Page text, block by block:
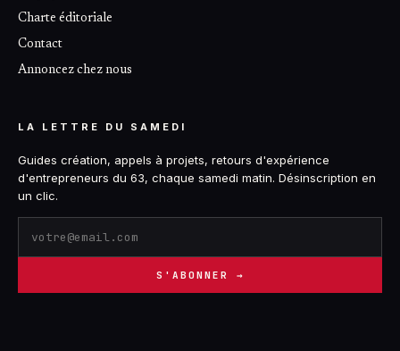
Charte éditoriale
Contact
Annoncez chez nous
LA LETTRE DU SAMEDI
Guides création, appels à projets, retours d'expérience
d'entrepreneurs du 63, chaque samedi matin. Désinscription en
un clic.
S'ABONNER →